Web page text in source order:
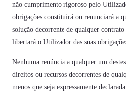
não cumprimento rigoroso pelo
obrigações constituirá ou renunciará a
solução decorrente de qualquer
libertará o Utilizador das suas
Nenhuma renúncia a qualquer um
direitos ou recursos decorrentes de
menos que seja expressamente